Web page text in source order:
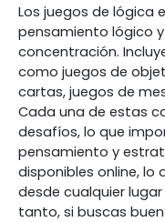
Los juegos de lógica
pensamiento lógico
concentración.
como juegos de
cartas, juegos de
Cada una de estas
desafíos, lo que
pensamiento y
disponibles online, lo
desde cualquier
tanto, si buscas